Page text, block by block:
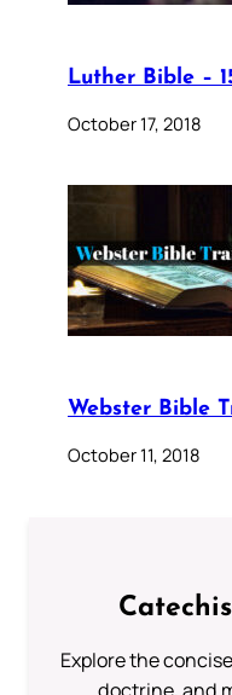
Luther Bible –
October 17, 2018
Webster Bible
October 11, 2018
Explore the